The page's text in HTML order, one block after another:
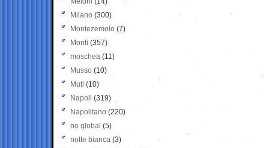
Milano (300)
Montezemolo (7)
Monti (357)
moschea (11)
Musso (10)
Muti (10)
Napoli (319)
Napolitano (220)
no global (5)
notte bianca (3)